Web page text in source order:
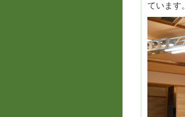
ています。